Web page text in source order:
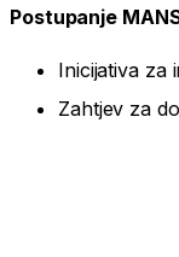
Postupanje
Inicijativa za
Zahtjev za